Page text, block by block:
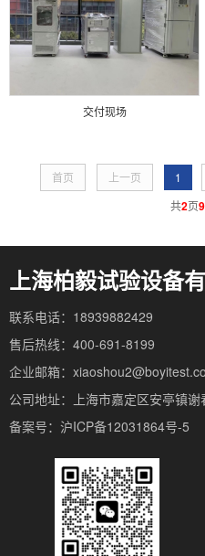
交付现场
首页 上一页 1
共2页9
上海柏毅试验设备
联系电话：18939882429
售后热线：400-691-8199
企业邮箱：
公司地址：上海市嘉定区安亭镇
备案号：沪ICP备12031864号-5